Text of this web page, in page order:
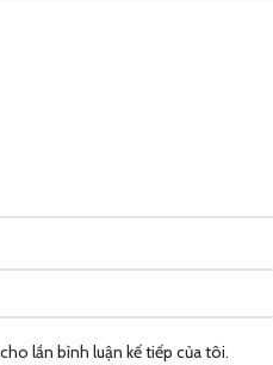
lần bình luận kế tiếp của tôi.